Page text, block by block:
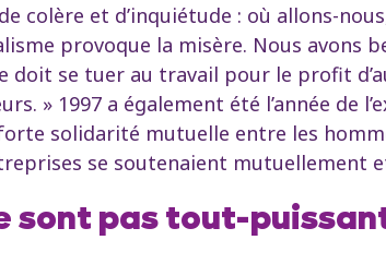
colère et d’inquiétude : où allons-
provoque la misère. Nous avons
doit se tuer au travail pour le profit
» 1997 a également été l’année de
solidarité mutuelle entre les
se soutenaient mutuellement
sont pas tout-